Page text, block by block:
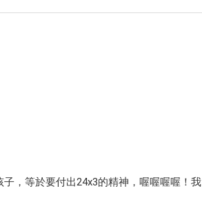
，等於要付出24x3的精神，喔喔喔喔！我